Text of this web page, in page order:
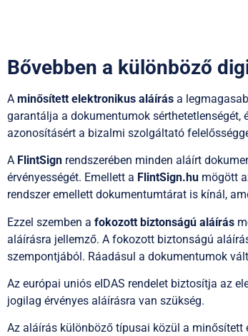
Bővebben a különböző
A minősített elektronikus aláírás a
garantálja a dokumentumok sérthetetlenségét,
azonosításért a bizalmi szolgáltató
A FlintSign rendszerében minden aláírt
érvényességét. Emellett a FlintSign.hu mögött
rendszer emellett dokumentumtárat is kínál,
Ezzel szemben a fokozott biztonságú aláírás
aláírásra jellemző. A fokozott biztonságú
szempontjából. Ráadásul a dokumentumok
Az európai uniós eIDAS rendelet biztosítja az
jogilag érvényes aláírásra van szükség.
Az aláírás különböző típusai közül a